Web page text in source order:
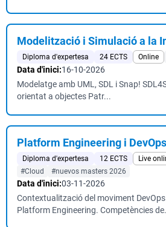
Modelització i Simulació a la
Diploma d'expertesa 24 ECTS Online
Data d'inici:16-10-2026
Modelatge amb UML, SDL i Snap!
orientat a objectes Patr...
Platform Engineering i
Diploma d'expertesa 12 ECTS
Live
#Cloud
#nuevos masters 2026
Data d'inici:03-11-2026
Contextualització del moviment
Platform Engineering. Competències